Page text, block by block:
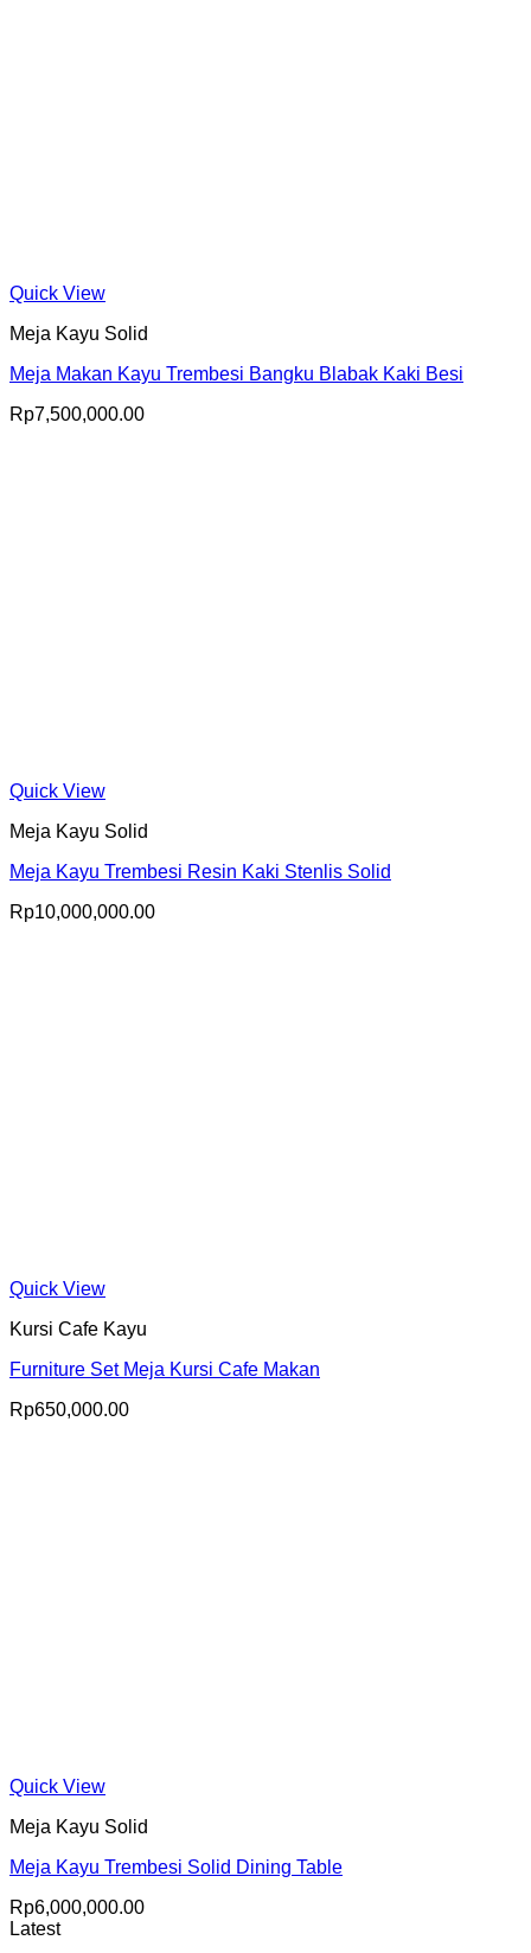
Quick View
Meja Kayu Solid
Meja Makan Kayu Trembesi Bangku Blabak Kaki Besi
Rp7,500,000.00
Quick View
Meja Kayu Solid
Meja Kayu Trembesi Resin Kaki Stenlis Solid
Rp10,000,000.00
Quick View
Kursi Cafe Kayu
Furniture Set Meja Kursi Cafe Makan
Rp650,000.00
Quick View
Meja Kayu Solid
Meja Kayu Trembesi Solid Dining Table
Rp6,000,000.00
Latest